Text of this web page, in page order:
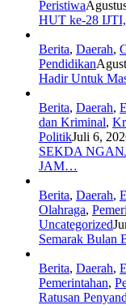
Peristiwa
HUT ke-28
Berita, Daerah,
Pendidikan
Hadir Untuk
Berita, Daerah,
dan Kriminal,
PolitikJuli 6,
SEKDA
JAM…
Berita, Daerah,
Olahraga,
Uncategorized
Semarak
Berita, Daerah,
Pemerintahan,
Ratusan